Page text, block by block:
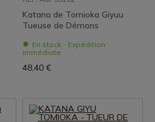
Katana de Tomioka Giyuu
Tueuse de Démons
En stock - Expédition
immédiate
48,40 €